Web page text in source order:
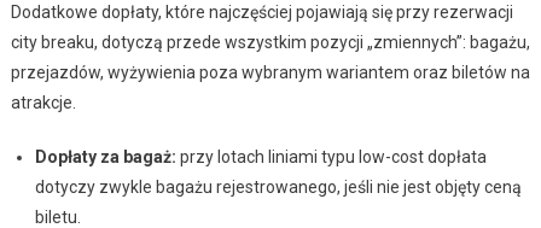
Dodatkowe dopłaty, które najczęściej pojawiają się przy rezerwacji
city breaku, dotyczą przede wszystkim pozycji „zmiennych”: bagażu,
przejazdów, wyżywienia poza wybranym wariantem oraz biletów na
atrakcje.
Dopłaty za bagaż: przy lotach liniami typu low-cost dopłata
dotyczy zwykle bagażu rejestrowanego, jeśli nie jest objęty ceną
biletu.